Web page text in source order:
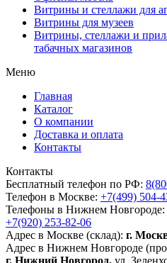
Витрины и стеллажи для
Витрины для музеев
Витрины, стеллажи и
табачных магазинов
Меню
Главная
Каталог
О компании
Доставка и оплата
Контакты
Контакты
Бесплатный телефон по РФ:
Телефон в Москве: +7(499) 504-
Телефоны в Нижнем Новгороде:
+7(920) 253-82-06
Адрес в Москве (склад): г.
Адрес в Нижнем Новгороде
г. Нижний Новгород, ул.